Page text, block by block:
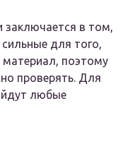
заключается в том,
для того,
поэтому
проверять. Для
любые